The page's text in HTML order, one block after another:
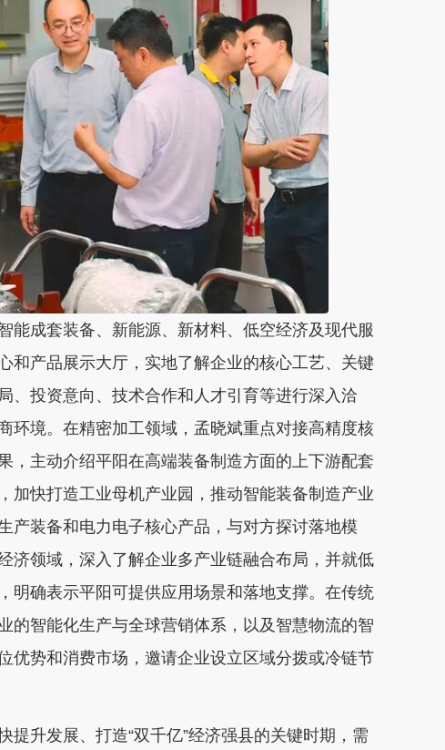
能成套装备、新能源、新材料、低空经济及现代服
和产品展示大厅，实地了解企业的核心工艺、关键
、投资意向、技术合作和人才引育等进行深入洽
环境。在精密加工领域，孟晓斌重点对接高精度核
，主动介绍平阳在高端装备制造方面的上下游配套
加快打造工业母机产业园， 推动智能装备制造产业
产装备和电力电子核心产品，与对方探讨落地模
济领域，深入了解企业多产业链融合布局，并就低
明确表示平阳可提供应用场景和落地支撑。在传统
的智能化生产与全球营销体系，以及智慧物流的智
优势和消费市场，邀请企业设立区域分拨或冷链节
升发展、打造“双千亿”经济强县的关键时期，需